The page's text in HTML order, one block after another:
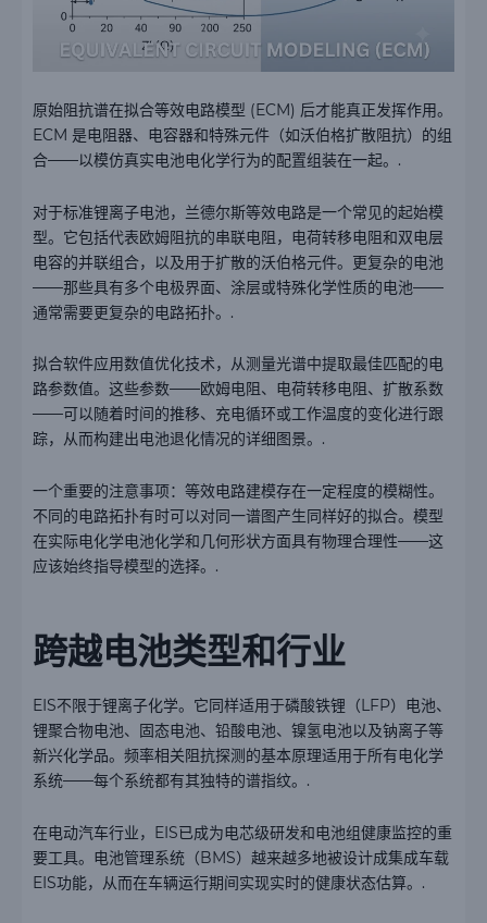
原始阻抗谱在拟合等效电路模型 (ECM) 后才能真正发挥作用。
ECM 是电阻器、电容器和特殊元件（如沃伯格扩散阻抗）的组
合——以模仿真实电池电化学行为的配置组装在一起。.
对于标准锂离子电池，兰德尔斯等效电路是一个常见的起始模
型。它包括代表欧姆阻抗的串联电阻，电荷转移电阻和双电层
电容的并联组合，以及用于扩散的沃伯格元件。更复杂的电池
——那些具有多个电极界面、涂层或特殊化学性质的电池——
通常需要更复杂的电路拓扑。.
拟合软件应用数值优化技术，从测量光谱中提取最佳匹配的电
路参数值。这些参数——欧姆电阻、电荷转移电阻、扩散系数
——可以随着时间的推移、充电循环或工作温度的变化进行跟
踪，从而构建出电池退化情况的详细图景。.
一个重要的注意事项：等效电路建模存在一定程度的模糊性。
不同的电路拓扑有时可以对同一谱图产生同样好的拟合。模型
在实际电化学电池化学和几何形状方面具有物理合理性——这
应该始终指导模型的选择。.
跨越电池类型和行业
EIS不限于锂离子化学。它同样适用于磷酸铁锂（LFP）电池、
锂聚合物电池、固态电池、铅酸电池、镍氢电池以及钠离子等
新兴化学品。频率相关阻抗探测的基本原理适用于所有电化学
系统——每个系统都有其独特的谱指纹。.
在电动汽车行业，EIS已成为电芯级研发和电池组健康监控的重
要工具。电池管理系统（BMS）越来越多地被设计成集成车载
EIS功能，从而在车辆运行期间实现实时的健康状态估算。.